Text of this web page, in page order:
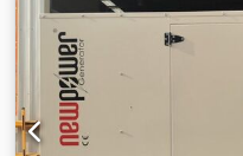
NW/N32 Potenza
massima: 26 kW / 33 kVA
1x5poli 32A -, 1x3P 16A -,
interruttore, interruttore
Frequenza: 50 Hz
giri/min. Controllo: